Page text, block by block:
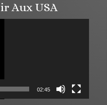
Aux USA
02:45